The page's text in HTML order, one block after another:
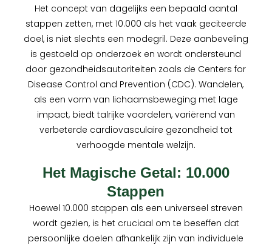
Het concept van dagelijks een bepaald aantal
stappen zetten, met 10.000 als het vaak geciteerde
doel, is niet slechts een modegril. Deze aanbeveling
is gestoeld op onderzoek en wordt ondersteund
door gezondheidsautoriteiten zoals de Centers for
Disease Control and Prevention (CDC). Wandelen,
als een vorm van lichaamsbeweging met lage
impact, biedt talrijke voordelen, variërend van
verbeterde cardiovasculaire gezondheid tot
verhoogde mentale welzijn.
Het Magische Getal: 10.000
Stappen
Hoewel 10.000 stappen als een universeel streven
wordt gezien, is het cruciaal om te beseffen dat
persoonlijke doelen afhankelijk zijn van individuele